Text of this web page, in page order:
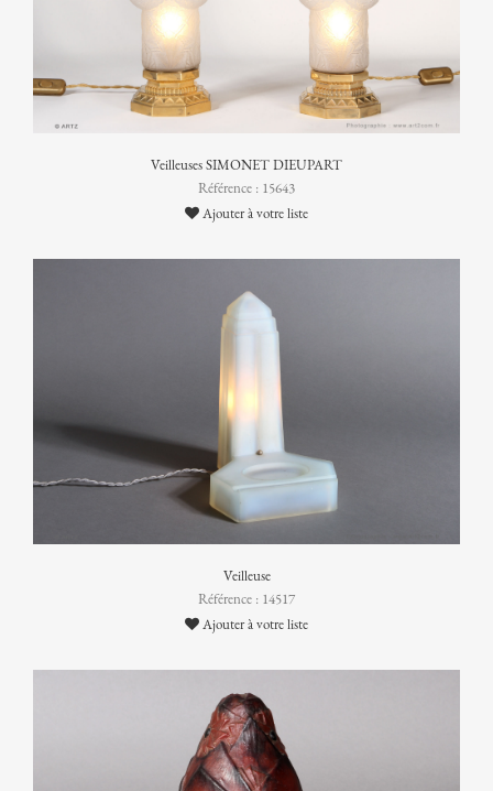
Veilleuses SIMONET DIEUPART
Référence : 15643
Ajouter à votre liste
Veilleuse
Référence : 14517
Ajouter à votre liste